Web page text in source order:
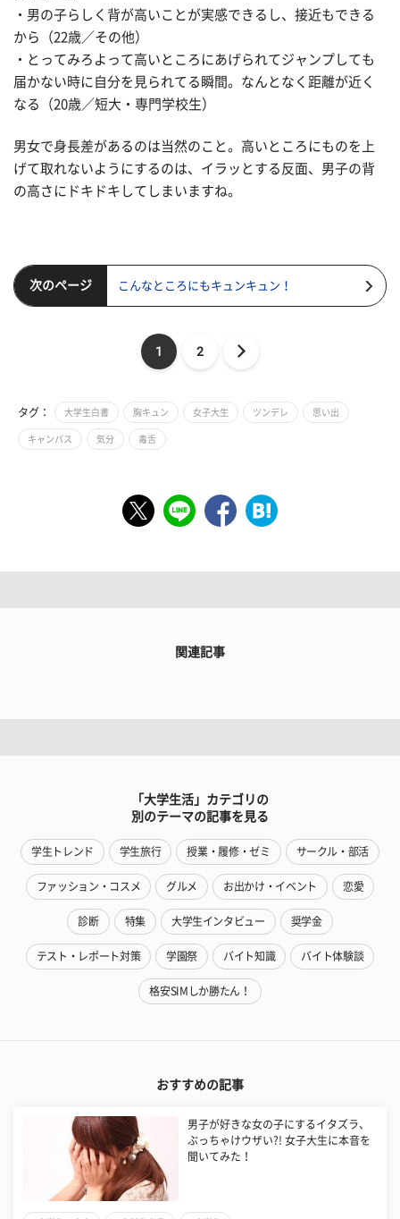
・男の子らしく背が高いことが実感できるし、接近もできる
から（22歳／その他）
・とってみろよって高いところにあげられてジャンプしても
届かない時に自分を見られてる瞬間。なんとなく距離が近く
なる（20歳／短大・専門学校生）
男女で身長差があるのは当然のこと。高いところにものを上
げて取れないようにするのは、イラッとする反面、男子の背
の高さにドキドキしてしまいますね。
次のページ こんなところにもキュンキュン！
1 2
タグ： 大学生白書 胸キュン 女子大生 ツンデレ 思い出
キャンパス 気分 毒舌
関連記事
「大学生活」カテゴリの
別のテーマの記事を見る
学生トレンド 学生旅行 授業・履修・ゼミ サークル・部活
ファッション・コスメ グルメ お出かけ・イベント 恋愛
診断 特集 大学生インタビュー 奨学金
テスト・レポート対策 学園祭 バイト知識 バイト体験談
格安SIMしか勝たん！
おすすめの記事
男子が好きな女の子にするイタズラ、
ぶっちゃけウザい?! 女子大生に本音を
聞いてみた！